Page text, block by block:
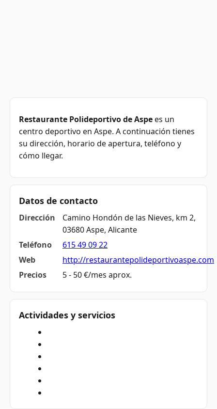
Restaurante Polideportivo de Aspees un
centro deportivo en Aspe. A continuación tienes
su dirección, horario de apertura, teléfono y
cómo llegar.
Datos de contacto
Dirección
Camino Hondón de las Nieves, km 2,
03680 Aspe, Alicante
Teléfono
615 49 09 22
Web
http://restaurantepolideportivoaspe.com
Precios
5 - 50 €/mes aprox.
Actividades y servicios